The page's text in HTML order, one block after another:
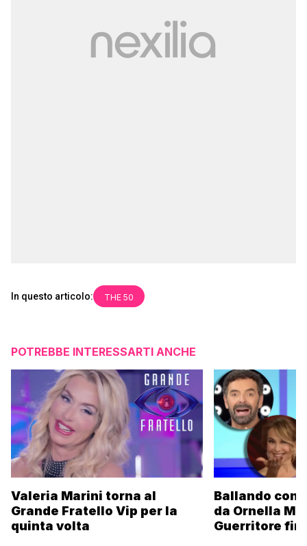
In questo articolo: THE 50
POTREBBE INTERESSARTI ANCHE
Valeria Marini torna al
Grande Fratello Vip per la
quinta volta
Ballando con
da Ornella
Guerritore